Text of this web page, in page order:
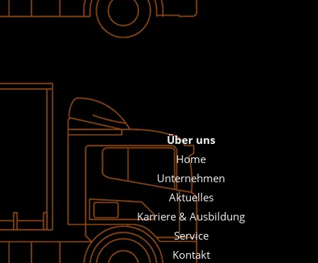
Über uns
Home
Unternehmen
Aktuelles
Karriere & Ausbildung
Service
Kontakt